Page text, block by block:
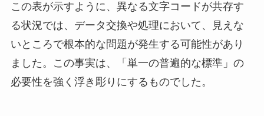
この表が示すように、異なる文字コードが共存す
る状況では、データ交換や処理において、見えな
いところで根本的な問題が発生する可能性があり
ました。この事実は、「単一の普遍的な標準」の
必要性を強く浮き彫りにするものでした。